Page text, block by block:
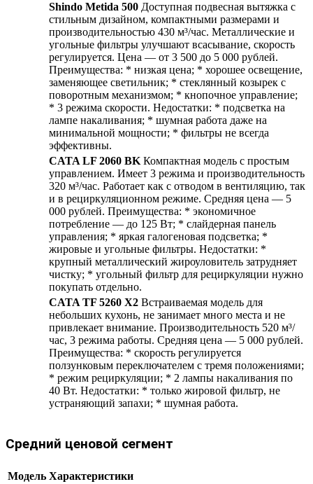
Shindo Metida 500 Доступная подвесная вытяжка с
стильным дизайном, компактными размерами и
производительностью 430 м³/час. Металлические и
угольные фильтры улучшают всасывание, скорость
регулируется. Цена — от 3 500 до 5 000 рублей.
Преимущества: * низкая цена; * хорошее освещение,
заменяющее светильник; * стеклянный козырек с
поворотным механизмом; * кнопочное управление;
* 3 режима скорости. Недостатки: * подсветка на
лампе накаливания; * шумная работа даже на
минимальной мощности; * фильтры не всегда
эффективны.
CATA LF 2060 BK Компактная модель с простым
управлением. Имеет 3 режима и производительность
320 м³/час. Работает как с отводом в вентиляцию, так
и в рециркуляционном режиме. Средняя цена — 5
000 рублей. Преимущества: * экономичное
потребление — до 125 Вт; * слайдерная панель
управления; * яркая галогеновая подсветка; *
жировые и угольные фильтры. Недостатки: *
крупный металлический жироуловитель затрудняет
чистку; * угольный фильтр для рециркуляции нужно
покупать отдельно.
CATA TF 5260 X2 Встраиваемая модель для
небольших кухонь, не занимает много места и не
привлекает внимание. Производительность 520 м³/
час, 3 режима работы. Средняя цена — 5 000 рублей.
Преимущества: * скорость регулируется
ползунковым переключателем с тремя положениями;
* режим рециркуляции; * 2 лампы накаливания по
40 Вт. Недостатки: * только жировой фильтр, не
устраняющий запахи; * шумная работа.
Средний ценовой сегмент
Модель Характеристики